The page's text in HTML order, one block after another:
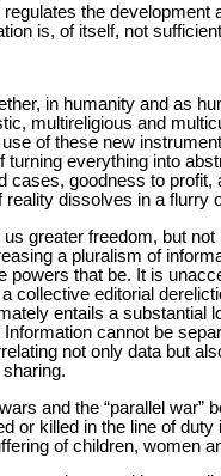
the
is, of itself, not
in humanity and as
multireligious and
of these new
everything into
cases, goodness to
dissolves in a flurry
greater freedom, but
a pluralism of
powers that be. It is
collective editorial
entails a substantial
cannot be
not only data but
and the “parallel
or killed in the line of
of children, women